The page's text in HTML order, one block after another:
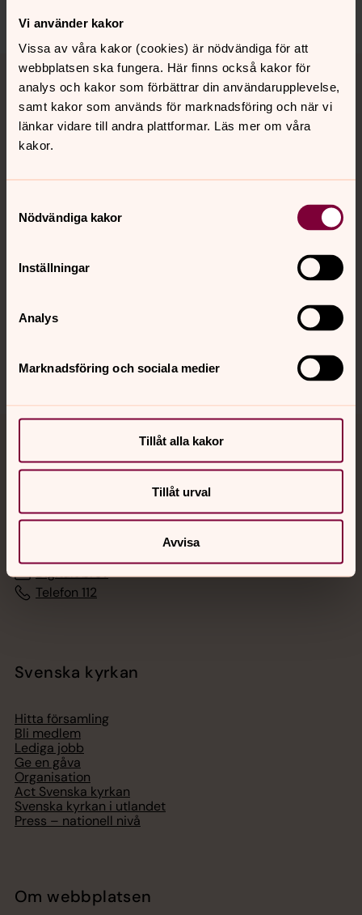
Vi använder kakor
Vissa av våra kakor (cookies) är nödvändiga för att
webbplatsen ska fungera. Här finns också kakor för
analys och kakor som förbättrar din användarupplevelse,
samt kakor som används för marknadsföring och när vi
länkar vidare till andra plattformar. Läs mer om våra
kakor.
Nödvändiga kakor
Inställningar
Analys
Marknadsföring och sociala medier
Tillåt alla kakor
Tillåt urval
Avvisa
Tillbaka till toppen
Tillbaka till innehållet
Kontakt
Hitta snabbt
Sociala kanaler
Jourhavande präst
Akut samtals- och krisstöd. Prata eller chatta anonymt
Digitalt brev
Telefon 112
Svenska kyrkan
Hitta församling
Bli medlem
Lediga jobb
Ge en gåva
Organisation
Act Svenska kyrkan
Svenska kyrkan i utlandet
Press – nationell nivå
Om webbplatsen